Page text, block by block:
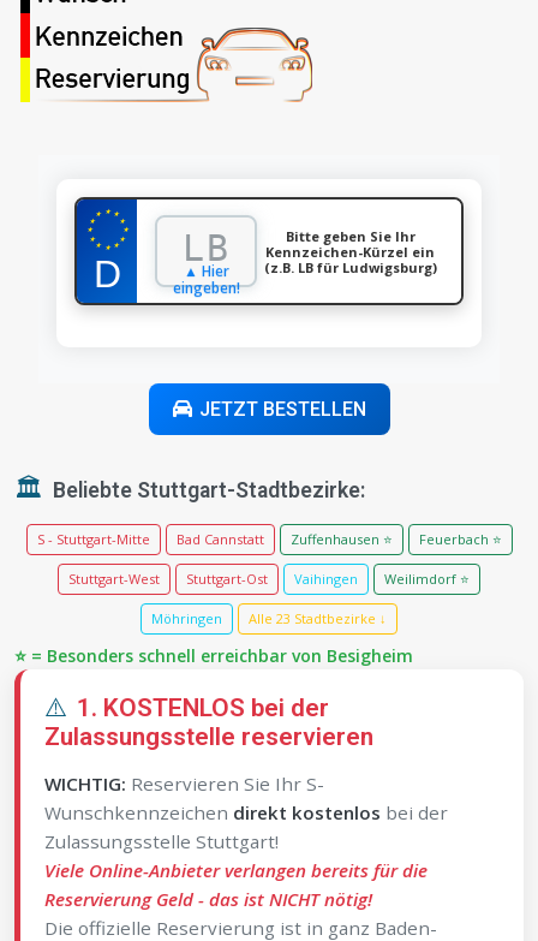
★ ★
★
★
★
★
★
★
★
★
★
★
▲ Hier
eingeben!
Bitte geben Sie Ihr
Kennzeichen-Kürzel ein
(z.B. LB für Ludwigsburg)
JETZT BESTELLEN
🏛️ Beliebte Stuttgart-Stadtbezirke:
S - Stuttgart-Mitte Bad Cannstatt Zuffenhausen ⭐ Feuerbach ⭐
Stuttgart-West Stuttgart-Ost Vaihingen Weilimdorf ⭐
Möhringen Alle 23 Stadtbezirke ↓
⭐ = Besonders schnell erreichbar von Besigheim
⚠️ 1. KOSTENLOS bei der
Zulassungsstelle reservieren
WICHTIG: Reservieren Sie Ihr S-
Wunschkennzeichen direkt kostenlos bei der
Zulassungsstelle Stuttgart!
Viele Online-Anbieter verlangen bereits für die
Reservierung Geld - das ist NICHT nötig!
Die offizielle Reservierung ist in ganz Baden-